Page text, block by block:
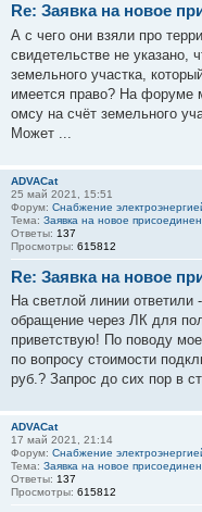
Re: Заявка на новое
А с чего они взяли про
свидетельстве не указано,
земельного участка,
имеется право? На форуме
омсу на счёт земельного
Может ...
ADVACat
25 май 2021, 15:51
Форум: Снабжение
Тема: Заявка на новое
Ответы: 137
Просмотры: 615812
Re: Заявка на новое
На светлой линии
обращение через ЛК для
приветствую! По поводу
по вопросу стоимости
руб.? Запрос до сих пор в
ADVACat
17 май 2021, 21:14
Форум: Снабжение
Тема: Заявка на новое
Ответы: 137
Просмотры: 615812